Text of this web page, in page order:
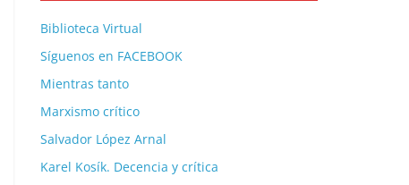
Biblioteca Virtual
Síguenos en FACEBOOK
Mientras tanto
Marxismo crítico
Salvador López Arnal
Karel Kosík. Decencia y crítica